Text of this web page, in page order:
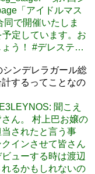
「アイドルマス
で開催いたしま
定しています。お
ょう！ #デレステ…
シンデレラガール総
するってことなの
聞こえ
ん。 村上巴お嬢の
されたと言う事
インさせて皆さん
ューする時は渡辺
るかもしれないの